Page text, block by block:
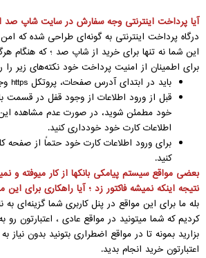
آیا پرداخت اینترنتی وجه سفارش در سایت شاپ
درگاه پرداخت اینترنتی به گونه‏‌ای طراحی شده که
این شما نه تنها برای خرید از شاپ صد ؛ که هنگام
برای اطمینان از امنیت پرداخت خود نکته‏‌های زیر را
باید در ابتدای آدرس صفحات، پروتکل https
قبل از ورود اطلاعات از وجود قفل در قسمت
خود مطمئن شوید، در صورت عدم مشاهده
اطلاعات کارت خود خودداری کنید.
برای ورود اطلاعات کارت خود حتماً از صفحه
کنید.
بعضی مواقع سیستم پیامکی بانکها از کار میوفته و
نتیجه اینکه نمیشه فاکتور زد ؛ آیا راهکاری برای
بله ما برای این مواقع در پنل کاربری شما گزینه‌ای به
کردیم که شما میتونید در مواقع عادی ، اعتبارتون رو
بزارید بمونه تا در مواقع اضطراری بتونید بدون نیاز
اعتبارتون خرید انجام بدید.